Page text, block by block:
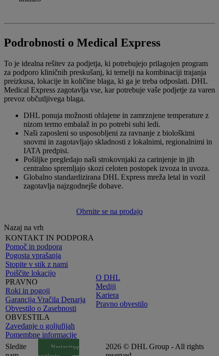
Podrobnosti o Medical Express
To je idealna rešitev za podjetja, ki potrebujejo prilagojen program
za podporo kliničnih preskušanj, ki temelji na kombinaciji trajanja
preizkusa, lokacije in količine blaga, ki ga je treba odposlati. DHL
Medical Express zagotavlja vse, kar potrebuje vaše podjetje za varen
prevoz občutljivega blaga.
DHL ponuja možnosti ohlajene in zamrznjene temperature z
nizom termo embalaž in po potrebi suhi ledi.
Naši zaposleni so usposobljeni za ravnanje z biološkimi
snovmi in zagotavljajo skladnosti z lokalnimi, regionalnimi in
IATA predpisi.
Pošiljke pregledajo naši strokovnjaki za carinjenje in jih
centralno spremljajo skozi celoten postopek izvoza in uvoza.
Globalno standardizirana DHL Express mreža letal in vozil
zagotavlja najzgodnejše dobave.
Obrnite se na prodajo
Nazaj na vrh
KONTAKT IN PODPORA
Pomoč in podpora
Pogosta vprašanja
Stopite v stik z nami
Poiščite lokacijo
PRAVNO
Roki in pogoji
Garancija Vračila Denarja
Obvestilo o Zasebnosti
OBVESTILA
Zavedanje o goljufijah
Pomembne informacije
O DHL
Mediji
Kariera
Pravno obvestilo
Sledite
Nastavitve
2026 © DHL Group - All rights